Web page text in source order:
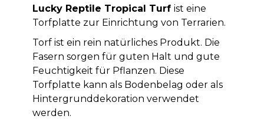
Lucky Reptile Tropical Turf ist eine
Torfplatte zur Einrichtung von Terrarien.
Torf ist ein rein natürliches Produkt. Die
Fasern sorgen für guten Halt und gute
Feuchtigkeit für Pflanzen. Diese
Torfplatte kann als Bodenbelag oder als
Hintergrunddekoration verwendet
werden.